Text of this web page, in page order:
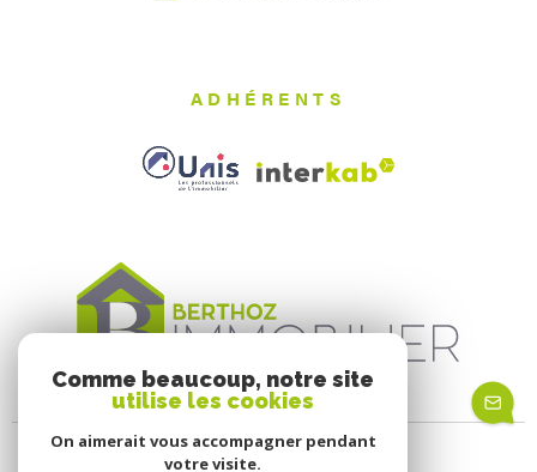
ADHÉRENTS
Comme beaucoup, notre site
utilise les cookies
On aimerait vous accompagner pendant
votre visite.